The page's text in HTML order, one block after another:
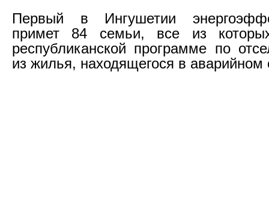
Первый в Ингушетии
примет 84 семьи, все из
республиканской программе по
из жилья, находящегося в аварийном